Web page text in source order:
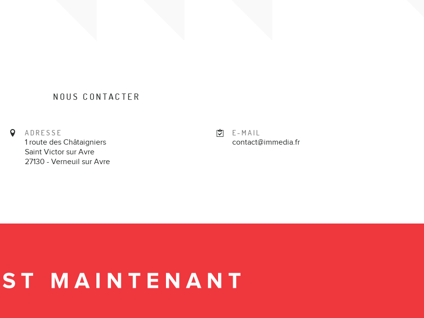
NOUS CONTACTER
ADRESSE
1 route des Châtaigniers
Saint Victor sur Avre
27130 - Verneuil sur Avre
E-MAIL
contact@immedia.fr